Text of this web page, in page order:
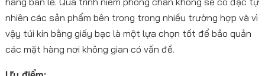
nhiên các sản phẩm bên trong trong nhiều trường hợp và vì
vậy túi kín bằng giấy bạc là một lựa chọn tốt để bảo quản
các mặt hàng nơi không gian có vấn đề.